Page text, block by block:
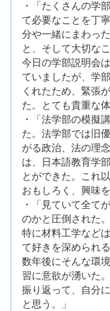
・「たくさんの学
て必要なことを丁
分や一緒にまわっ
と、そして大切な
今日の学部説明会
ていましたが、学
くれたため、緊張
た。とても貴重な
・「法学部の模擬
た。法学部では旧
がる政治、法の理
は、日本語教育学
とができた。これ
おもしろく、興味
・「見ていて全て
のかと圧倒された。
特に材料工学など
て好きを深められ
数年後にそんな環
習に意欲が湧いた。
振り返って、自分
と思う。」